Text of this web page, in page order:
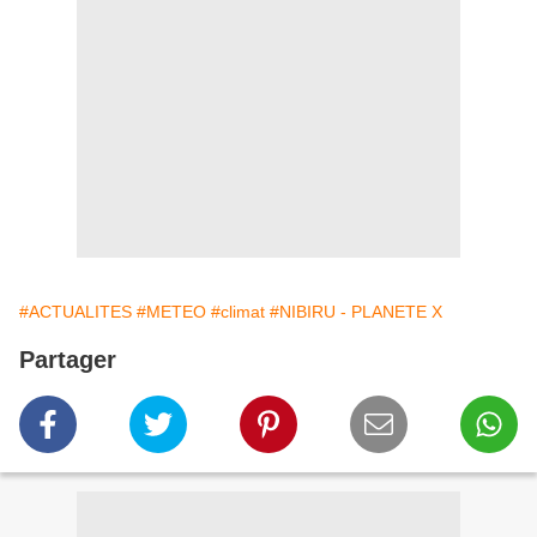
#ACTUALITES #METEO #climat #NIBIRU - PLANETE X
Partager